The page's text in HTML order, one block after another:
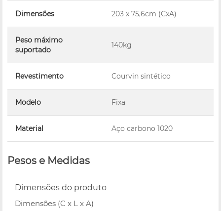
Dimensões 203 x 75,6cm (CxA)
Peso máximo
suportado
140kg
Revestimento Courvin sintético
Modelo Fixa
Material Aço carbono 1020
Pesos e Medidas
Dimensões do produto
Dimensões (C x L x A)